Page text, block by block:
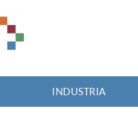
INDUSTRIA